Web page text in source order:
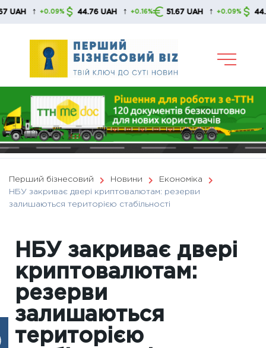
Skip
↑ +0.09% 44.76 UAH ↑ +0.16% 51.67 UAH ↑ +0.09% 44.76
Перший бізнесовий Новини
Економіка
НБУ закриває двері криптовалютам: резерви
залишаються територією стабільності
НБУ закриває двері
криптовалютам:
резерви
залишаються
територією